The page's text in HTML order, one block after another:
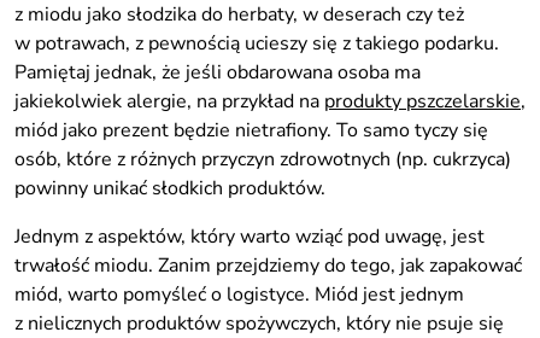
z miodu jako słodzika do herbaty, w deserach czy też
w potrawach, z pewnością ucieszy się z takiego podarku.
Pamiętaj jednak, że jeśli obdarowana osoba ma
jakiekolwiek alergie, na przykład na produkty pszczelarskie,
miód jako prezent będzie nietrafiony. To samo tyczy się
osób, które z różnych przyczyn zdrowotnych (np. cukrzyca)
powinny unikać słodkich produktów.
Jednym z aspektów, który warto wziąć pod uwagę, jest
trwałość miodu. Zanim przejdziemy do tego, jak zapakować
miód, warto pomyśleć o logistyce. Miód jest jednym
z nielicznych produktów spożywczych, który nie psuje się